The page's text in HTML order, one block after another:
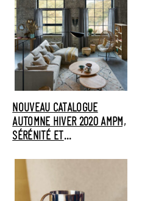
NOUVEAU CATALOGUE
AUTOMNE HIVER 2020 AMPM,
SÉRÉNITÉ ET